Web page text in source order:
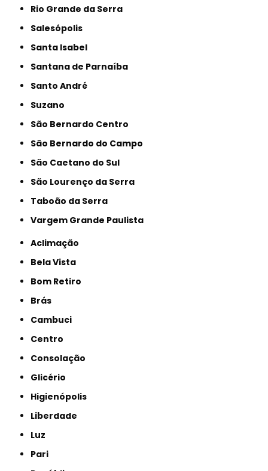
Rio Grande da Serra
Salesópolis
Santa Isabel
Santana de Parnaíba
Santo André
Suzano
São Bernardo Centro
São Bernardo do Campo
São Caetano do Sul
São Lourenço da Serra
Taboão da Serra
Vargem Grande Paulista
Aclimação
Bela Vista
Bom Retiro
Brás
Cambuci
Centro
Consolação
Glicério
Higienópolis
Liberdade
Luz
Pari